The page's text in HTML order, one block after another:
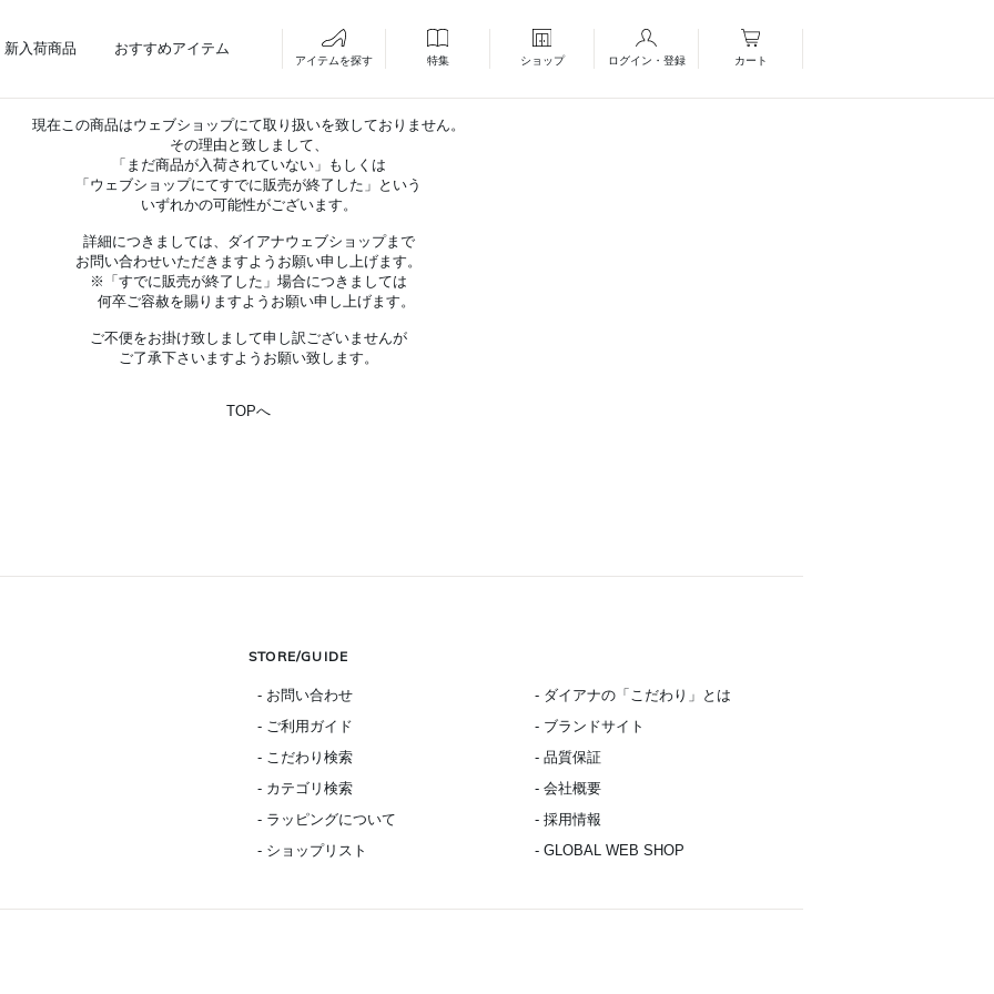
新入荷商品 おすすめアイテム
アイテムを探す 特集 ショップ ログイン・登録 カート
現在この商品はウェブショップにて取り扱いを致しておりません。
その理由と致しまして、
「まだ商品が入荷されていない」もしくは
「ウェブショップにてすでに販売が終了した」という
いずれかの可能性がございます。
詳細につきましては、ダイアナウェブショップまで
お問い合わせいただきますようお願い申し上げます。
※「すでに販売が終了した」場合につきましては
何卒ご容赦を賜りますようお願い申し上げます。
ご不便をお掛け致しまして申し訳ございませんが
ご了承下さいますようお願い致します。
TOPへ
STORE/GUIDE
- お問い合わせ
- ご利用ガイド
- こだわり検索
- カテゴリ検索
- ラッピングについて
- ショップリスト
- ダイアナの「こだわり」とは
- ブランドサイト
- 品質保証
- 会社概要
- 採用情報
- GLOBAL WEB SHOP